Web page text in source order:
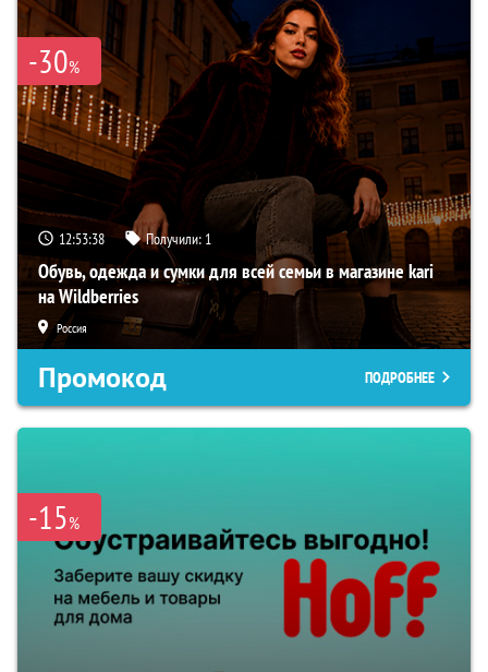
-30%
12:53:37 Получили: 1
Обувь, одежда и сумки для всей семьи в магазине kari
на Wildberries
Россия
Промокод ПОДРОБНЕЕ
-15%